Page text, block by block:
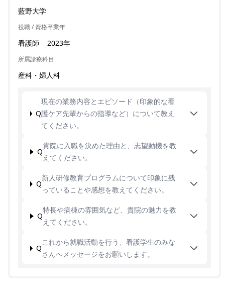
藍野大学
役職 / 資格
看護師
卒業年
2023年
所属診療科目
産科・婦人科
Q
現在の業務内容とエピソード（印象的な看
護ケア先輩からの指導など）について教え
てください。
Q
貴院に入職を決めた理由と、志望動機を教
えてください。
Q
新人研修教育プログラムについて印象に残
っていることや感想を教えてください。
Q
特長や病棟の雰囲気など、貴院の魅力を教
えてください。
Q
これから就職活動を行う、看護学生のみな
さんへメッセージをお願いします。